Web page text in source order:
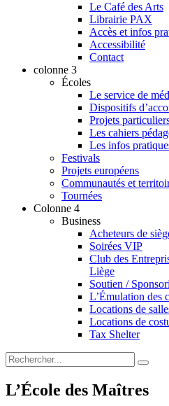
Le Café des Arts
Librairie PAX
Accès et infos
Accessibilité
Contact
colonne 3
Écoles
Le service de
Dispositifs
Projets
Les cahiers
Les infos
Festivals
Projets européens
Communautés et
Tournées
Colonne 4
Business
Acheteurs de
Soirées VIP
Club des
Liège
Soutien /
L’Émulation des
Locations de
Locations de
Tax Shelter
L’École des Maîtres